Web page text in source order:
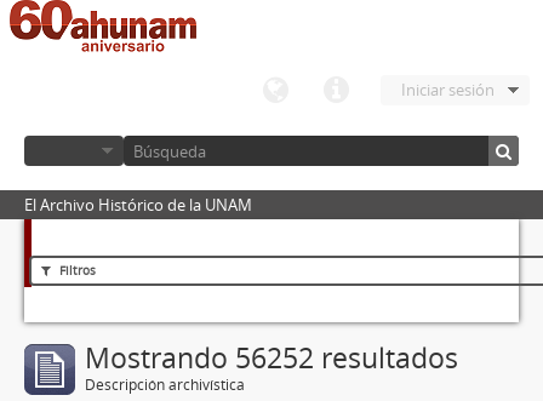
Iniciar sesión
El Archivo Histórico de la UNAM
Filtros
Mostrando 56252 resultados
Descripción archivística